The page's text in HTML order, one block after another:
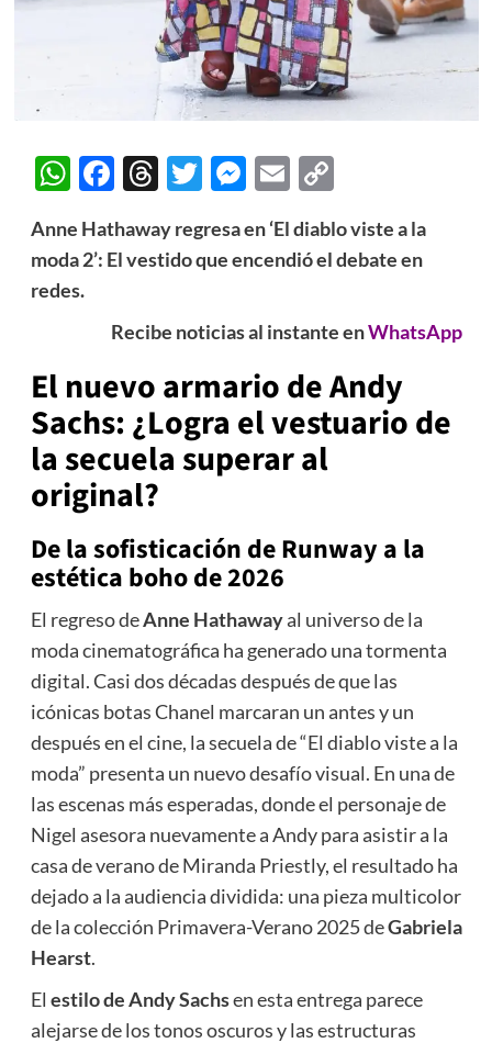
WhatsApp
Facebook
Threads
Twitter
Messenger
EmailCopy
Anne Hathaway regresa en ‘El diablo viste a la
moda 2’: El vestido que encendió el debate en
redes.
Recibe noticias al instante enWhatsApp
El nuevo armario de Andy
Sachs: ¿Logra el vestuario de
la secuela superar al
original?
De la sofisticación de Runway a la
estética boho de 2026
El regreso deAnne Hathawayal universo de la
moda cinematográfica ha generado una tormenta
digital. Casi dos décadas después de que las
icónicas botas Chanel marcaran un antes y un
después en el cine, la secuela de “El diablo viste a la
moda” presenta un nuevo desafío visual. En una de
las escenas más esperadas, donde el personaje de
Nigel asesora nuevamente a Andy para asistir a la
casa de verano de Miranda Priestly, el resultado ha
dejado a la audiencia dividida: una pieza multicolor
de la colección Primavera-Verano 2025 deGabriela
Hearst.
El estilo de Andy Sachsen esta entrega parece
alejarse de los tonos oscuros y las estructuras